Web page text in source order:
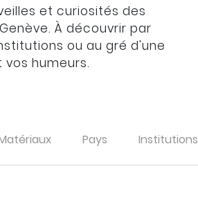
et curiosités des
À découvrir par
ou au gré d'une
humeurs.
Pays Institutions